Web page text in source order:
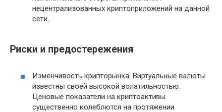
нецентрализованных криптоприложений на данной
сети.
Риски и предостережения
Изменчивость крипторынка. Виртуальные валюты
известны своей высокой волатильностью.
Ценовые показатели на криптоактивы
существенно колеблются на протяжении